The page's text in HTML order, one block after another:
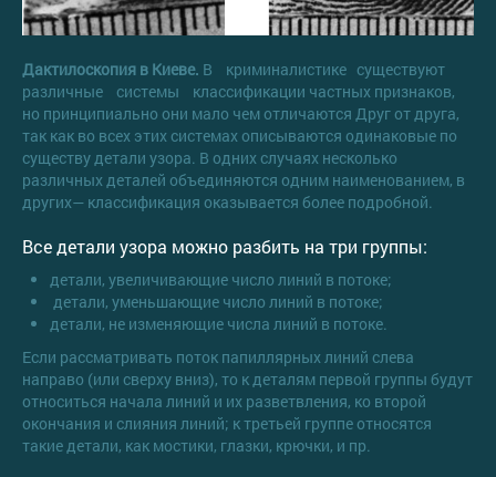
Дактилоскопия в Киеве. В криминалистике существуют
различные системы классификации частных признаков,
но принципиально они мало чем отличаются Друг от друга,
так как во всех этих системах описываются одинаковые по
существу детали узора. В одних случаях несколько
различных деталей объединяются одним наименованием, в
других— классификация оказывается более подробной.
Все детали узора можно разбить на три группы:
детали, увеличивающие число линий в потоке;
детали, уменьшающие число линий в потоке;
детали, не изменяющие числа линий в потоке.
Если рассматривать поток папиллярных линий слева
направо (или сверху вниз), то к деталям первой группы будут
относиться начала линий и их разветвления, ко второй
окончания и слияния линий; к третьей группе относятся
такие детали, как мостики, глазки, крючки, и пр.